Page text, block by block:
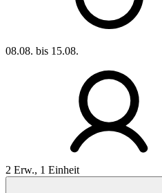
08.08. bis 15.08.
2 Erw., 1 Einheit